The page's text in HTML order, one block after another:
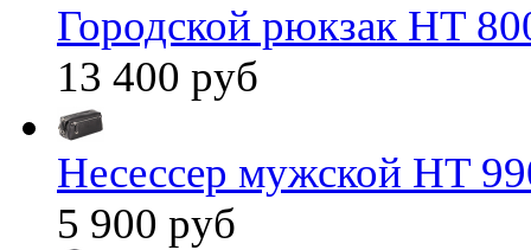
Городской рюкзак HT
13 400 руб
Несессер мужской HT
5 900 руб